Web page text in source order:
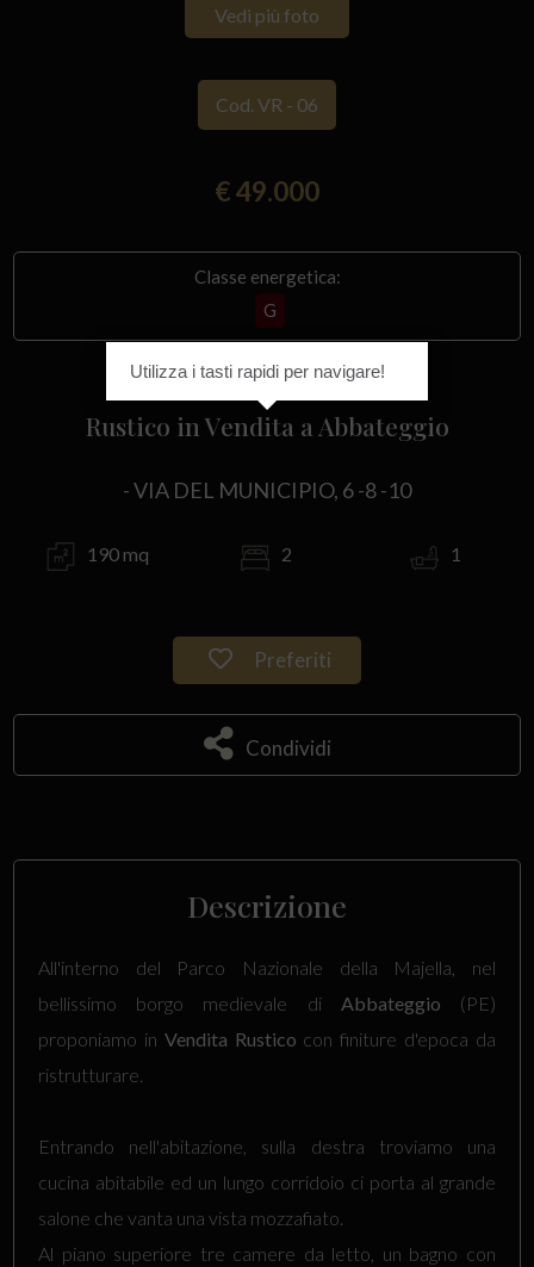
Vedi più foto
Cod. VR - 06
€ 49.000
Classe energetica:
G
Rustico in Vendita a Abbateggio
- VIA DEL MUNICIPIO, 6 -8 -10
190 mq 2 1
Preferiti
Condividi
Descrizione
All'interno del Parco Nazionale della Majella, nel
bellissimo borgo medievale di Abbateggio (PE)
proponiamo in Vendita Rustico con finiture d'epoca da
ristrutturare.
Entrando nell'abitazione, sulla destra troviamo una
cucina abitabile ed un lungo corridoio ci porta al grande
salone che vanta una vista mozzafiato.
Al piano superiore tre camere da letto, un bagno con
Utilizza i tasti rapidi per navigare!